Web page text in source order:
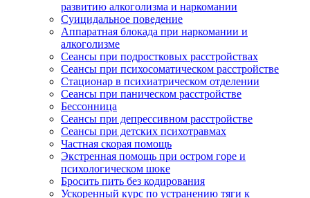
развитию алкоголизма и наркомании
Суицидальное поведение
Аппаратная блокада при наркомании и
алкоголизме
Сеансы при подростковых расстройствах
Сеансы при психосоматическом расстройстве
Стационар в психиатрическом отделении
Сеансы при паническом расстройстве
Бессонница
Сеансы при депрессивном расстройстве
Сеансы при детских психотравмах
Частная скорая помощь
Экстренная помощь при остром горе и
психологическом шоке
Бросить пить без кодирования
Ускоренный курс по устранению тяги к